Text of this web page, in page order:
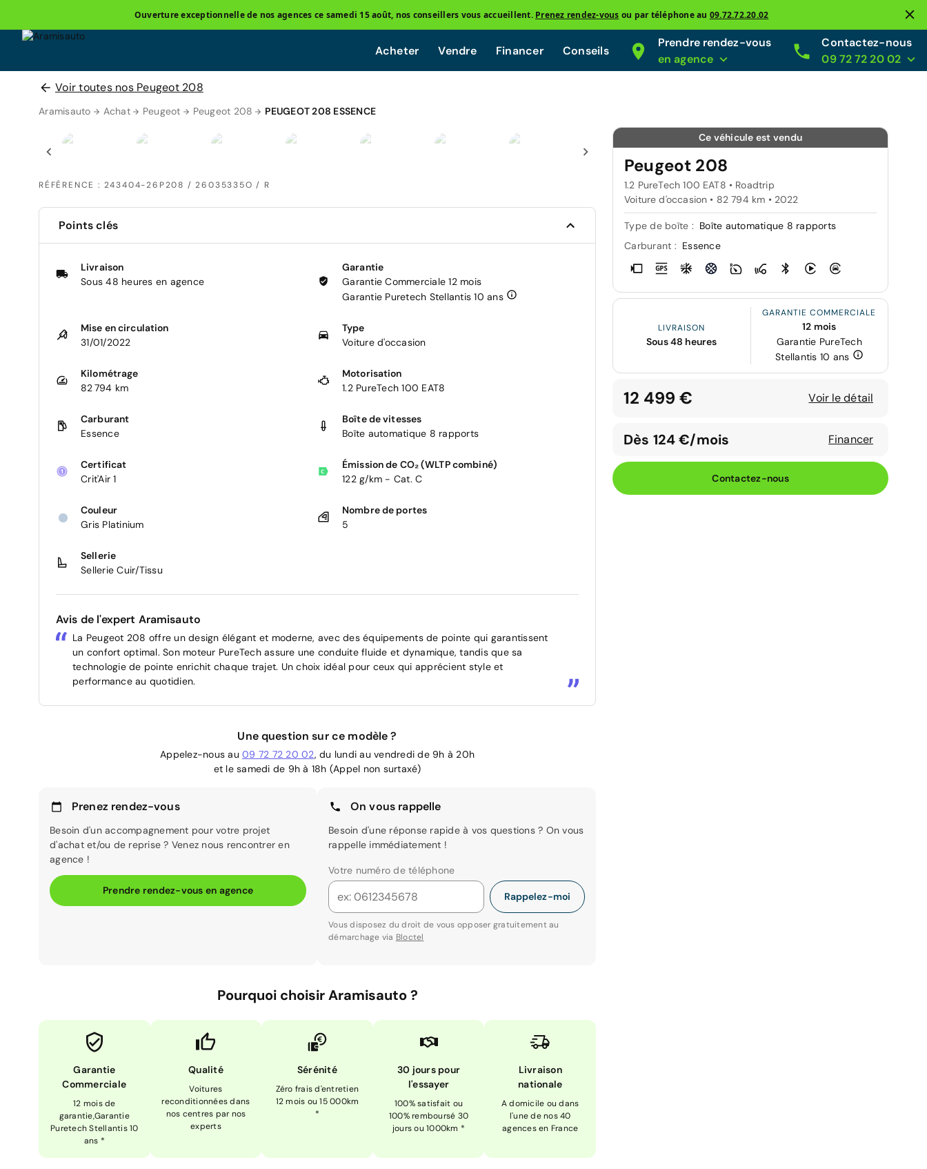
Ouverture exceptionnelle de nos agences ce samedi 15 août, nos conseillers vous accueillent. Prenez rendez-vous ou par téléphone au 09.72.72.20.02
Acheter Vendre Financer Conseils
Prendre rendez-vous
en agence
Contactez-nous
09 72 72 20 02
Voir toutes nos Peugeot 208
Aramisauto Achat Peugeot Peugeot 208 PEUGEOT 208 ESSENCE
RÉFÉRENCE : 243404-26P208 / 26035335O / R
Ce véhicule est vendu
Peugeot 208
1.2 PureTech 100 EAT8 • Roadtrip
Voiture d'occasion • 82 794 km • 2022
Type de boîte : Boîte automatique 8 rapports
Carburant : Essence
LIVRAISON
Sous 48 heures
GARANTIE COMMERCIALE
12 mois
Garantie PureTech
Stellantis 10 ans
12 499 € Voir le détail
Dès 124 €/mois Financer
Contactez-nous
Points clés
Livraison
Sous 48 heures en agence
Garantie
Garantie Commerciale 12 mois
Garantie Puretech Stellantis 10 ans
Mise en circulation
31/01/2022
Type
Voiture d'occasion
Kilométrage
82 794 km
Motorisation
1.2 PureTech 100 EAT8
Carburant
Essence
Boîte de vitesses
Boîte automatique 8 rapports
Certificat
Crit'Air 1
Émission de CO₂ (WLTP combiné)
122 g/km - Cat. C
Couleur
Gris Platinium
Nombre de portes
5
Sellerie
Sellerie Cuir/Tissu
Avis de l'expert Aramisauto
La Peugeot 208 offre un design élégant et moderne, avec des équipements de pointe qui garantissent
un confort optimal. Son moteur PureTech assure une conduite fluide et dynamique, tandis que sa
technologie de pointe enrichit chaque trajet. Un choix idéal pour ceux qui apprécient style et
performance au quotidien.
Une question sur ce modèle ?
Appelez-nous au 09 72 72 20 02, du lundi au vendredi de 9h à 20h
et le samedi de 9h à 18h (Appel non surtaxé)
Prenez rendez-vous
Besoin d'un accompagnement pour votre projet
d'achat et/ou de reprise ? Venez nous rencontrer en
agence !
Prendre rendez-vous en agence
On vous rappelle
Besoin d'une réponse rapide à vos questions ? On vous
rappelle immédiatement !
Votre numéro de téléphone
Rappelez-moi
Vous disposez du droit de vous opposer gratuitement au
démarchage via Bloctel
Pourquoi choisir Aramisauto ?
Garantie
Commerciale
12 mois de
garantie,Garantie
Puretech Stellantis 10
ans *
Qualité
Voitures
reconditionnées dans
nos centres par nos
experts
Sérénité
Zéro frais d'entretien
12 mois ou 15 000km
*
30 jours pour
l'essayer
100% satisfait ou
100% remboursé 30
jours ou 1000km *
Livraison
nationale
A domicile ou dans
l'une de nos 40
agences en France